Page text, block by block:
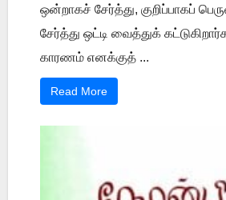
ஒன்றாகச் சேர்த்து, குறிப்பாகப்
சேர்த்து ஒட்டி வைத்துக்
காரணம் எனக்குத் ...
Read More